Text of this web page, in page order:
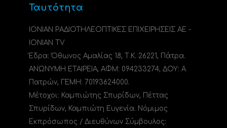
Ταυτότητα
ΙΟΝΙΑΝ ΡΑΔΙΟΤΗΛΕΟΠΤΙΚΕΣ ΕΠΙΧΕΙΡΗΣΕΙΣ ΑΕ -
IONIAN TV
Έδρα: Όθωνος Αμαλίας 18, Τ.Κ. 26221, Πάτρα.
ΑΝΩΝΥΜΗ ΕΤΑΙΡΕΙΑ, ΑΦΜ: 094233274, ΔΟΥ: A
Πατρών, ΓΕΜΗ: 70193624000.
Μέτοχοι: Καμπιώτης Σπυρίδων, Πέττας
Σπυρίδων, Καμπιώτη Ευγενία. Νόμιμος
Εκπρόσωπος / Διευθύνων Σύμβουλος: